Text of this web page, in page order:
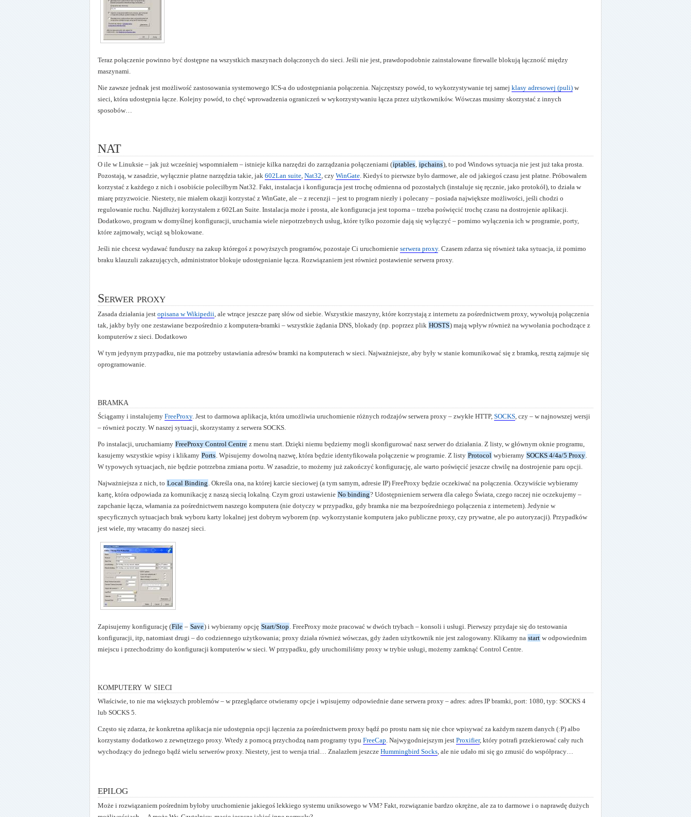
Teraz połączenie powinno być dostępne na wszystkich maszynach dołączonych do sieci. Jeśli nie jest, prawdopodobnie zainstalowane firewalle blokują łączność między
maszynami.
Nie zawsze jednak jest możliwość zastosowania systemowego ICS-a do udostępniania połączenia. Najczęstszy powód, to wykorzystywanie tej samej klasy adresowej (puli) w
sieci, która udostępnia łącze. Kolejny powód, to chęć wprowadzenia ograniczeń w wykorzystywaniu łącza przez użytkowników. Wówczas musimy skorzystać z innych
sposobów…
NAT
O ile w Linuksie – jak już wcześniej wspomniałem – istnieje kilka narzędzi do zarządzania połączeniami (iptables ipchains), to pod Windows sytuacja nie jest już taka prosta.
Pozostają, w zasadzie, wyłącznie płatne narzędzia takie, jak 602Lan suite Nat32 , czy WinGate . Kiedyś to pierwsze było darmowe, ale od jakiegoś czasu jest płatne. Próbowałem
korzystać z każdego z nich i osobiście poleciłbym Nat32. Fakt, instalacja i konfiguracja jest trochę odmienna od pozostałych (instaluje się ręcznie, jako protokół), to działa w
miarę przyzwoicie. Niestety, nie miałem okazji korzystać z WinGate, ale – z recenzji – jest to program niezły i polecany – posiada największe możliwości, jeśli chodzi o
regulowanie ruchu. Najdłużej korzystałem z 602Lan Suite. Instalacja może i prosta, ale konfiguracja jest toporna – trzeba poświęcić trochę czasu na dostrojenie aplikacji.
Dodatkowo, program w domyślnej konfiguracji, uruchamia wiele niepotrzebnych usług, które tylko pozornie dają się wyłączyć – pomimo wyłączenia ich w programie, porty,
które zajmowały, wciąż są blokowane.
Jeśli nie chcesz wydawać funduszy na zakup któregoś z powyższych programów, pozostaje Ci uruchomienie serwera proxy. Czasem zdarza się również taka sytuacja, iż pomimo
braku klauzuli zakazujących, administrator blokuje udostępnianie łącza. Rozwiązaniem jest również postawienie serwera proxy.
Serwer proxy
Zasada działania jest opisana w Wikipedii , ale wtrące jeszcze parę słów od siebie. Wszystkie maszyny, które korzystają z internetu za pośrednictwem proxy, wywołują połączenia
tak, jakby były one zestawiane bezpośrednio z komputera-bramki – wszystkie żądania DNS, blokady (np. poprzez plik HOSTS) mają wpływ również na wywołania pochodzące z
komputerów z sieci. Dodatkowo
W tym jedynym przypadku, nie ma potrzeby ustawiania adresów bramki na komputerach w sieci. Najważniejsze, aby były w stanie komunikować się z bramką, resztą zajmuje się
oprogramowanie.
bramka
Ściągamy i instalujemy FreeProxy. Jest to darmowa aplikacja, która umożliwia uruchomienie różnych rodzajów serwera proxy – zwykłe HTTP, SOCKS , czy – w najnowszej wersji
– również poczty. W naszej sytuacji, skorzystamy z serwera SOCKS.
Po instalacji, uruchamiamy FreeProxy Control Centre z menu start. Dzięki niemu będziemy mogli skonfigurować nasz serwer do działania. Z listy, w głównym oknie programu,
kasujemy wszystkie wpisy i klikamy Ports . Wpisujemy dowolną nazwę, która będzie identyfikowała połączenie w programie. Z listy Protocol wybieramy SOCKS 4/4a/5 Proxy
W typowych sytuacjach, nie będzie potrzebna zmiana portu. W zasadzie, to możemy już zakończyć konfigurację, ale warto poświęcić jeszcze chwilę na dostrojenie paru opcji.
Najważniejsza z nich, to Local Binding . Określa ona, na której karcie sieciowej (a tym samym, adresie IP) FreeProxy będzie oczekiwać na połączenia. Oczywiście wybieramy
kartę, która odpowiada za komunikację z naszą siecią lokalną. Czym grozi ustawienie No binding? Udostępnieniem serwera dla całego Świata, czego raczej nie oczekujemy –
zapchanie łącza, włamania za pośrednictwem naszego komputera (nie dotyczy w przypadku, gdy bramka nie ma bezpośredniego połączenia z internetem). Jedynie w
specyficznych sytuacjach brak wyboru karty lokalnej jest dobrym wyborem (np. wykorzystanie komputera jako publiczne proxy, czy prywatne, ale po autoryzacji). Przypadków
jest wiele, my wracamy do naszej sieci.
Zapisujemy konfigurację (File – Save) i wybieramy opcję Start/Stop . FreeProxy może pracować w dwóch trybach – konsoli i usługi. Pierwszy przydaje się do testowania
konfiguracji, itp, natomiast drugi – do codziennego użytkowania; proxy działa również wówczas, gdy żaden użytkownik nie jest zalogowany. Klikamy na start w odpowiednim
miejscu i przechodzimy do konfiguracji komputerów w sieci. W przypadku, gdy uruchomiliśmy proxy w trybie usługi, możemy zamknąć Control Centre.
komputery w sieci
Właściwie, to nie ma większych problemów – w przeglądarce otwieramy opcje i wpisujemy odpowiednie dane serwera proxy – adres: adres IP bramki, port: 1080, typ: SOCKS 4
lub SOCKS 5.
Często się zdarza, że konkretna aplikacja nie udostępnia opcji łączenia za pośrednictwem proxy bądź po prostu nam się nie chce wpisywać za każdym razem danych (:P) albo
korzystamy dodatkowo z zewnętrzego proxy. Wtedy z pomocą przychodzą nam programy typu FreeCap . Najwygodniejszym jest Proxifier, który potrafi przekierować cały ruch
wychodzący do jednego bądź wielu serwerów proxy. Niestety, jest to wersja trial… Znalazłem jeszcze Hummingbird Socks , ale nie udało mi się go zmusić do współpracy…
epilog
Może i rozwiązaniem pośrednim byłoby uruchomienie jakiegoś lekkiego systemu uniksowego w VM? Fakt, rozwiązanie bardzo okrężne, ale za to darmowe i o naprawdę dużych